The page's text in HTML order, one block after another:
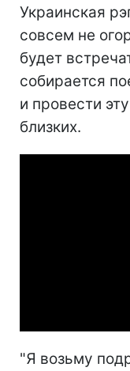
Украинская
совсем не
будет
собирается
и провести
близких.
"Я возьму